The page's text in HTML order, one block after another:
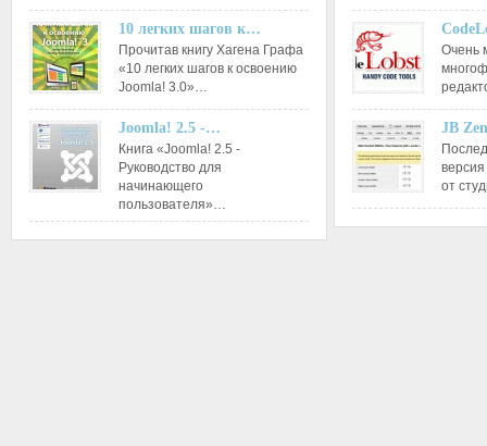
10 легких шагов к…
Прочитав книгу Хагена Графа
«10 легких шагов к освоению
Joomla! 3.0»…
Joomla! 2.5 -…
Книга «Joomla! 2.5 -
Руководство для
начинающего
пользователя»…
Очень
JB
от